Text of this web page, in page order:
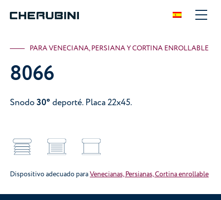
PARA VENECIANA, PERSIANA Y CORTINA ENROLLABLE
8066
Snodo30° deporté. Placa 22x45.
Dispositivo adecuado paraVenecianas, Persianas, Cortina enrollable